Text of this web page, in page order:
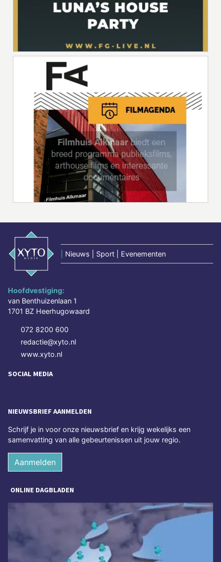
Nieuws | Sport | Evenementen
Hoofdvestiging:
van Benthuizenlaan 1
1701 BZ Heerhugowaard
072 8200 600
redactie@xyto.nl
www.xyto.nl
SOCIAL MEDIA
NIEUWSBRIEF AANMELDEN
Schrijf je in voor onze nieuwsbrief en krijg wekelijks een
samenvatting van alle gebeurtenissen uit jouw regio.
Aanmelden
ONLINE DAGBLADEN